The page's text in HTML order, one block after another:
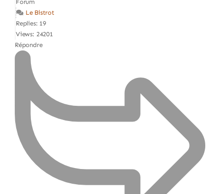
Forum
Le Bistrot
Replies: 19
Views: 24201
Répondre